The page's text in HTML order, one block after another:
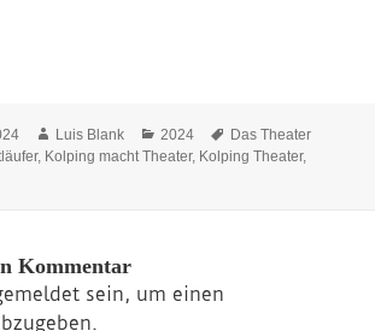
Autor
Luis Blank Kategorien
2024 Schlagwörter
Das Theater
, Kolping macht Theater, Kolping Theater,
Kommentar
sein, um einen